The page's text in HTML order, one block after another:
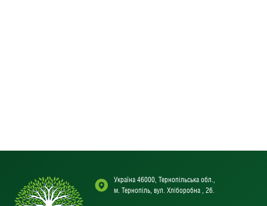
Україна 46000, Тернопільська обл.,
м. Тернопіль, вул. Хліборобна , 26.